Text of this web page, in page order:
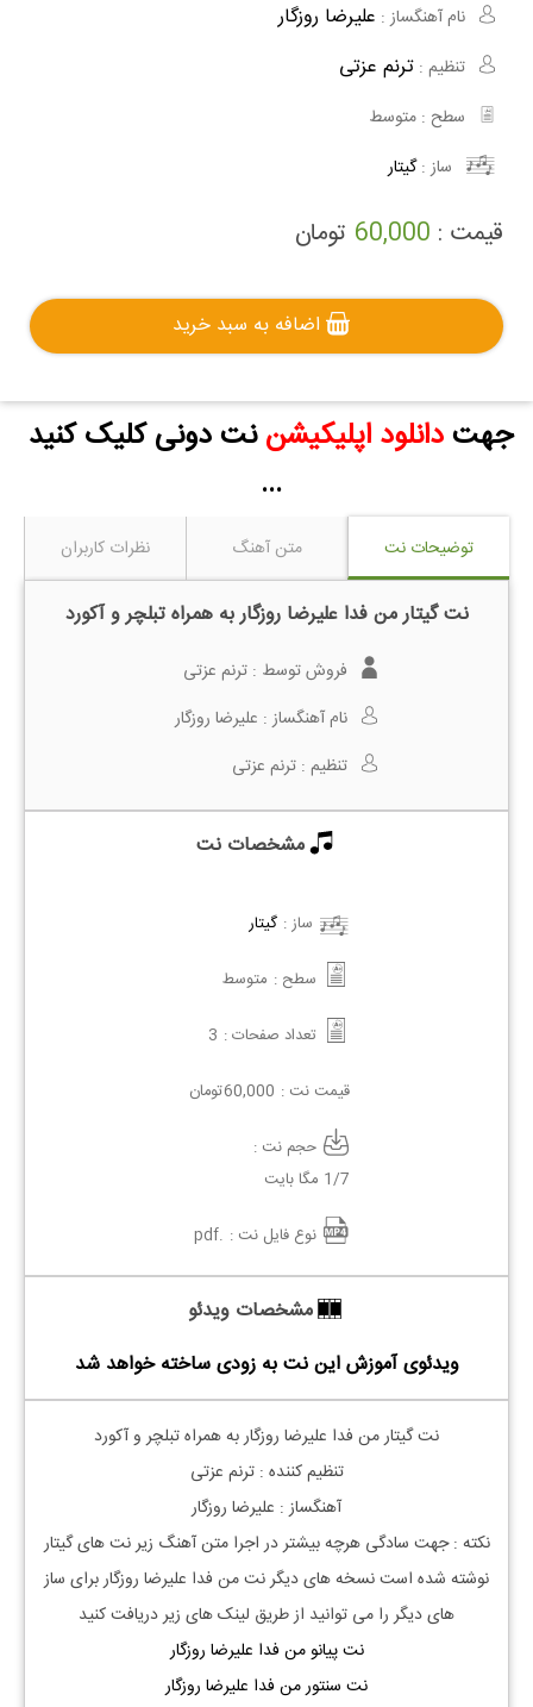
نام آهنگساز : علیرضا روزگار
تنظیم : ترنم عزتی
سطح : متوسط
ساز :گیتار
قیمت : 60,000 تومان
اضافه به سبد خرید
جهتدانلود اپلیکیشن نت دونی کلیک کنید
...
توضیحات نت متن آهنگ نظرات کاربران
نت گیتار من فدا علیرضا روزگار به همراه تبلچر و آکورد
فروش توسط : ترنم عزتی
نام آهنگساز : علیرضا روزگار
تنظیم : ترنم عزتی
مشخصات نت
ساز : گیتار
سطح : متوسط
تعداد صفحات : 3
قیمت نت : 60,000تومان
حجم نت :
1/7 مگا بایت
نوع فایل نت : .pdf
مشخصات ویدئو
ویدئوی آموزش این نت به زودی ساخته خواهد شد
نت گیتار من فدا علیرضا روزگار به همراه تبلچر و آکورد
تنظیم کننده : ترنم عزتی
آهنگساز : علیرضا روزگار
نکته : جهت سادگی هرچه بیشتر در اجرا متن آهنگ زیر نت های گیتار
نوشته شده است نسخه های دیگر نت من فدا علیرضا روزگار برای ساز
های دیگر را می توانید از طریق لینک های زیر دریافت کنید
نت پیانو من فدا علیرضا روزگار
نت سنتور من فدا علیرضا روزگار